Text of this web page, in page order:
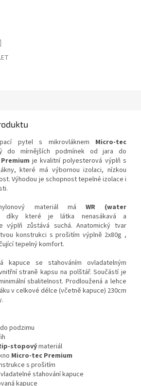
pytel s mikrovláknem
Micro-tec
do mírnějších podmínek od jara do
je kvalitní polyesterová výplň s
které má výbornou izolaci, nízkou
Výhodou je schopnost tepelné izolace i
materiál má
WR (water
díky které je látka nenasákavá a
výplň zůstává suchá. Anatomický tvar
konstrukci s prošitím výplně 2x80g ,
tepelný komfort.
kapuce se stahováním ovladatelným
straně kapsu na polštář. Součástí je
sbalitelnost. Prodloužená a lehce
v celkové délce (včetně kapuce) 230cm
podzimu
stopovýmateriál
Micro-tec Premium
s prošitím
stahování kapuce
kapuce